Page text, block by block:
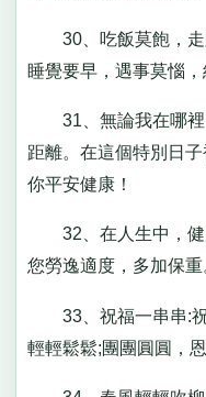
30、吃飯莫飽，走
睡覺要早，遇事莫惱，
31、無論我在哪裡
距離。在這個特別日
你平安健康！
32、在人生中，健
您勞逸適度，多加保重
33、祝福一串串:祝
輕輕鬆鬆;團團圓圓，